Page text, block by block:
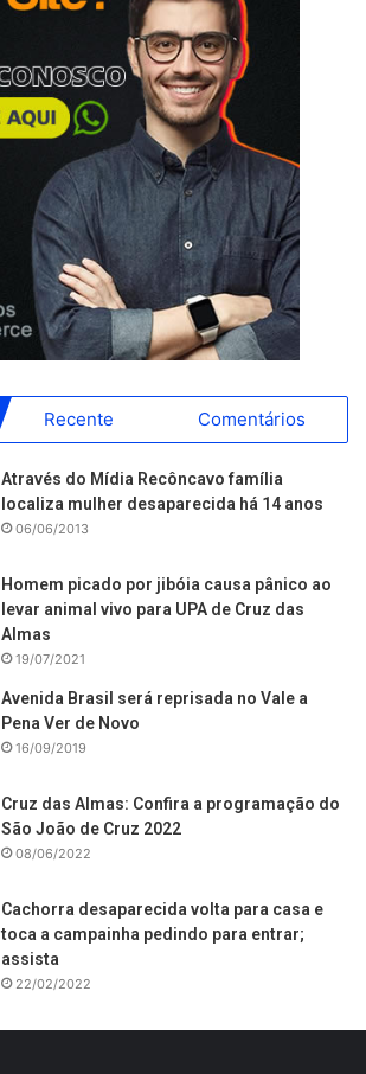
Recente Comentários
Através do Mídia Recôncavo família
localiza mulher desaparecida há 14 anos
06/06/2013
Homem picado por jibóia causa pânico ao
levar animal vivo para UPA de Cruz das
Almas
19/07/2021
Avenida Brasil será reprisada no Vale a
Pena Ver de Novo
16/09/2019
Cruz das Almas: Confira a programação do
São João de Cruz 2022
08/06/2022
Cachorra desaparecida volta para casa e
toca a campainha pedindo para entrar;
assista
22/02/2022